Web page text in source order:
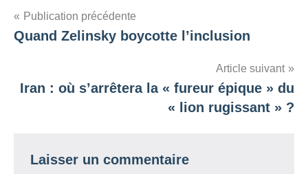
Navigation
de
Publication précédente
Quand Zelinsky boycotte l’inclusion
Article suivant
Iran : où s’arrêtera la « fureur épique » du
« lion rugissant » ?
Laisser un commentaire